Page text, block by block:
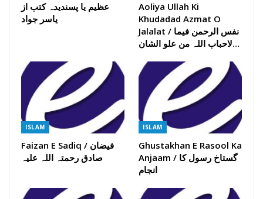
عظیم یا پسندیدہ کتب از
یاسر جواد
Aoliya Ullah Ki
Khudadad Azmat O
Jalalat / نفس الرحمن فیما
لاحباب اللہ من علو الشان…
ISLAM
Faizan E Sadiq / فیضان
صادق رحمتہ اللہ علیہ
ISLAM
Ghustakhan E Rasool Ka
Anjaam / گستاخ رسول کا
انجام